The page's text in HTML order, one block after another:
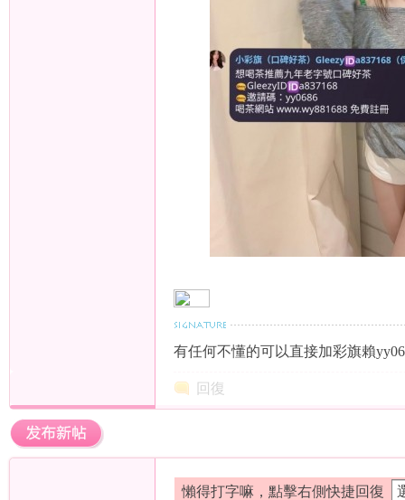
）
有任何不懂的可以直接加彩旗賴
回復
懶得打字嘛，點擊右側快捷回復